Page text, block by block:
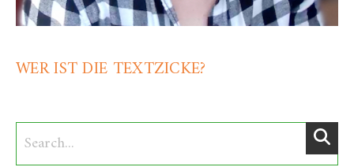
WER IST DIE TEXTZICKE?